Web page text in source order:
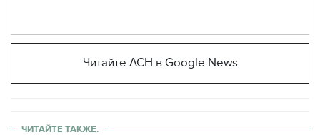
Читайте АСН в Google News
ЧИТАЙТЕ ТАКЖЕ.